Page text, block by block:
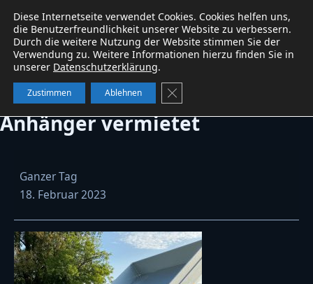
W&BBaumaschinenservice WhatsApp
WM Meyer 3-Seiten Kipper
Anhänger vermietet
Meyer
3-
Kipper
Anhänger
vermietet
Ganzer Tag
18. Februar 2023
Diese Internetseite verwendet Cookies. Cookies helfen uns,
die Benutzerfreundlichkeit unserer Website zu verbessern.
Durch die weitere Nutzung der Website stimmen Sie der
Verwendung zu. Weitere Informationen hierzu finden Sie in
unserer Datenschutzerklärung.
Zustimmen Ablehnen GDPR Cookie-Banner